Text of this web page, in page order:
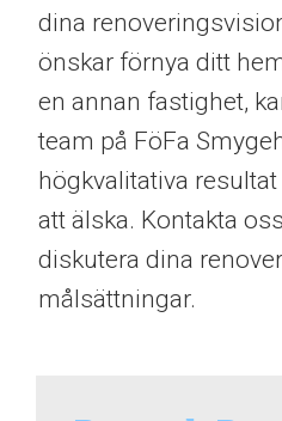
dina
önskar förnya ditt
en annan fastighet,
team på FöFa
högkvalitativa
att älska. Kontakta
diskutera dina
målsättningar.